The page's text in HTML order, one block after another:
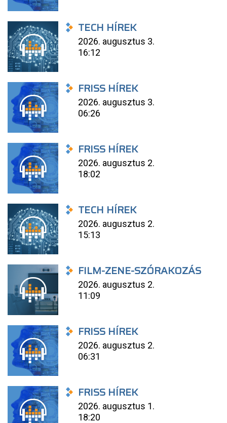
TECH HÍREK
2026. augusztus 3.
16:12
FRISS HÍREK
2026. augusztus 3.
06:26
FRISS HÍREK
2026. augusztus 2.
18:02
TECH HÍREK
2026. augusztus 2.
15:13
FILM-ZENE-SZÓRAKOZÁS
2026. augusztus 2.
11:09
FRISS HÍREK
2026. augusztus 2.
06:31
FRISS HÍREK
2026. augusztus 1.
18:20